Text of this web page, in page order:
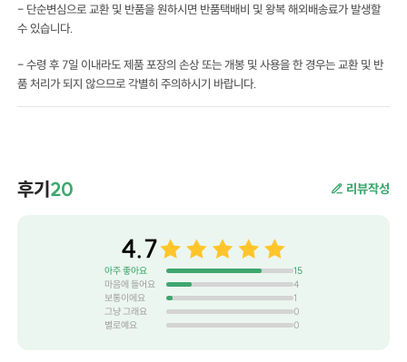
- 단순변심으로 교환 및 반품을 원하시면 반품택배비 및 왕복 해외배송료가 발생할
수 있습니다.
- 수령 후 7일 이내라도 제품 포장의 손상 또는 개봉 및 사용을 한 경우는 교환 및 반
품 처리가 되지 않으므로 각별히 주의하시기 바랍니다.
후기 20 리뷰작성
4.7
아주 좋아요
15
마음에 들어요
4
보통이에요
1
그냥 그래요
0
별로예요
0